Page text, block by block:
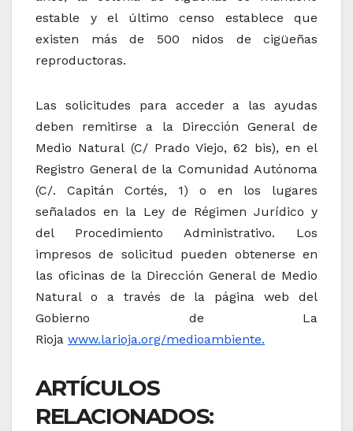
estable y el último censo establece que
existen más de 500 nidos de cigüeñas
reproductoras.
Las solicitudes para acceder a las ayudas
deben remitirse a la Dirección General de
Medio Natural (C/ Prado Viejo, 62 bis), en el
Registro General de la Comunidad Autónoma
(C/. Capitán Cortés, 1) o en los lugares
señalados en la Ley de Régimen Jurídico y
del Procedimiento Administrativo. Los
impresos de solicitud pueden obtenerse en
las oficinas de la Dirección General de Medio
Natural o a través de la página web del
Gobierno de La
Rioja www.larioja.org/medioambiente.
ARTÍCULOS
RELACIONADOS: